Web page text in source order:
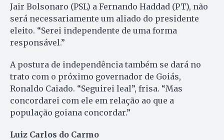
Jair Bolsonaro (PSL) a Fernando Haddad (PT), não
será necessariamente um aliado do presidente
eleito. “Serei independente de uma forma
responsável.”
A postura de independência também se dará no
trato com o próximo governador de Goiás,
Ronaldo Caiado. “Seguirei leal”, frisa. “Mas
concordarei com ele em relação ao que a
população goiana concordar.”
Luiz Carlos do Carmo